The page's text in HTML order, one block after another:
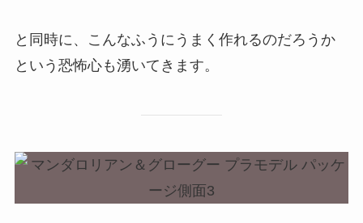
と同時に、こんなふうにうまく作れるのだろうか
という恐怖心も湧いてきます。